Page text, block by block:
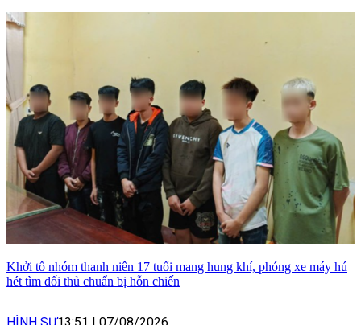
Khởi tố nhóm thanh niên 17 tuổi mang hung khí, phóng xe máy hú
hét tìm đối thủ chuẩn bị hỗn chiến
HÌNH SỰ13:51 | 07/08/2026